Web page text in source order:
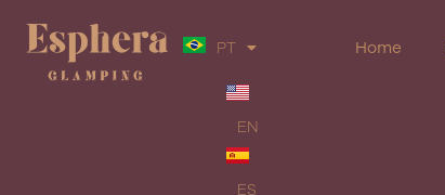
PT
EN
ES
Home